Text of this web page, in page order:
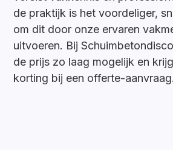
de praktijk is het voordeliger,
om dit door onze ervaren
uitvoeren. Bij
de prijs zo laag mogelijk en
korting bij een offerte-aanvraag.